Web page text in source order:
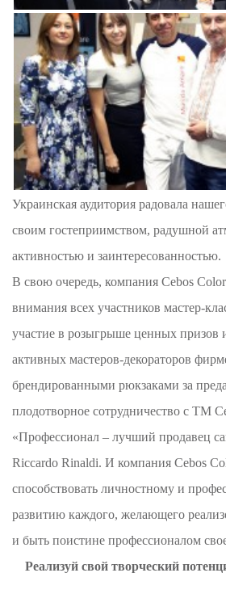
Украинская аудитория радовала
своим гостеприимством, радушной
активностью и заинтересованностью.
В свою очередь, компания Cebos Color
внимания всех участников мастер-
участие в розыгрыше ценных призов
активных мастеров-декораторов
брендированными рюкзаками за
плодотворное сотрудничество с ТМ
«Профессионал – лучший продавец
Riccardo Rinaldi. И компания Cebos
способствовать личностному и
развитию каждого, желающего
и быть поистине профессионалом
Реализуй свой творческий